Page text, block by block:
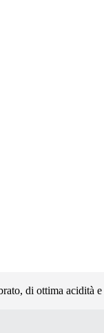
di ottima acidità